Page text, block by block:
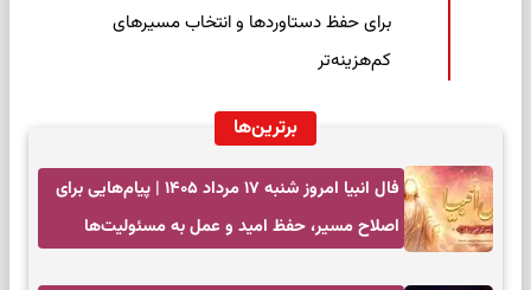
برای حفظ دستاوردها و انتخاب مسیرهای
کم‌هزینه‌تر
برترین‌ها
فال انبیا امروز شنبه ۱۷ مرداد ۱۴۰۵ | پیام‌هایی برای
اصلاح مسیر، حفظ امید و عمل به مسئولیت‌ها